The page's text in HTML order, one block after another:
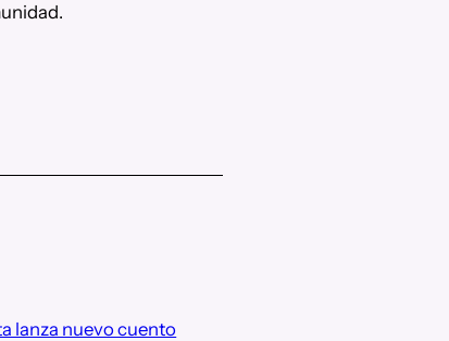
lanza nuevo cuento